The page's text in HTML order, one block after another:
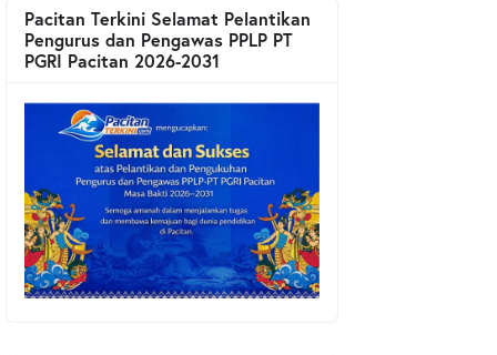
Pacitan Terkini Selamat Pelantikan
Pengurus dan Pengawas PPLP PT
PGRI Pacitan 2026-2031